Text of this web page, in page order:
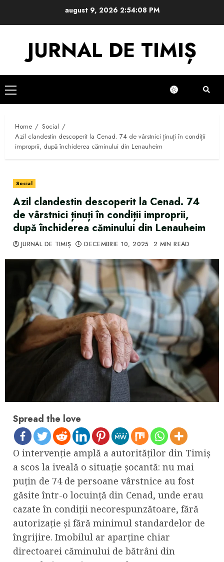
august 9, 2026 2:54:09 PM
JURNAL DE TIMIȘ
Primary
Menu
Home
Social
Azil clandestin descoperit la Cenad. 74 de vârstnici ținuți în condiții
improprii, după închiderea căminului din Lenauheim
Social
Azil clandestin descoperit la Cenad. 74
de vârstnici ținuți în condiții improprii,
după închiderea căminului din Lenauheim
JURNAL DE TIMIȘ DECEMBRIE 10, 2025 2 MIN READ
Spread the love
O intervenție amplă a autorităților din Timiș
a scos la iveală o situație șocantă: nu mai
puțin de 74 de persoane vârstnice au fost
găsite într-o locuință din Cenad, unde erau
cazate în condiții necorespunzătoare, fără
autorizație și fără minimul standardelor de
îngrijire. Imobilul ar aparține chiar
directoarei căminului de bătrâni din